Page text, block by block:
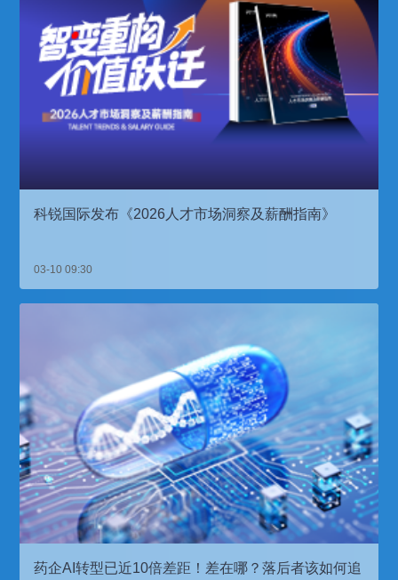
科锐国际发布《2026人才市场洞察及薪酬指南》
03-10 09:30
药企AI转型已近10倍差距！差在哪？落后者该如何追